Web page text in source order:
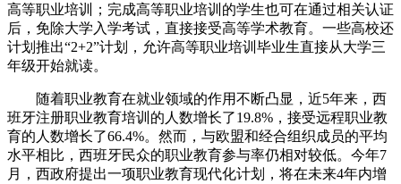
高等职业培训；完成高等职业培训的学生也可在通过相关认证
后，免除大学入学考试，直接接受高等学术教育。一些高校还
计划推出“2+2”计划，允许高等职业培训毕业生直接从大学三
年级开始就读。
随着职业教育在就业领域的作用不断凸显，近5年来，西
班牙注册职业教育培训的人数增长了19.8%，接受远程职业教
育的人数增长了66.4%。然而，与欧盟和经合组织成员的平均
水平相比，西班牙民众的职业教育参与率仍相对较低。今年7
月，西政府提出一项职业教育现代化计划，将在未来4年内增